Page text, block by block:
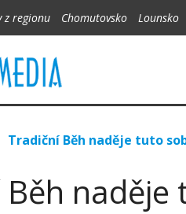
z regionu Chomutovsko Lounsko
Tradiční Běh naděje tuto